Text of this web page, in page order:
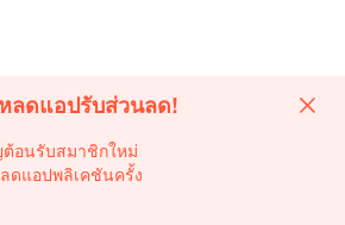
ลดแอปรับส่วนลด!
อนรับสมาชิกใหม่
ดแอปพลิเคชันครั้ง